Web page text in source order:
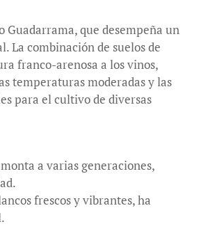
que desempeña un
La combinación de suelos de
franco-arenosa a los vinos,
temperaturas moderadas y las
para el cultivo de diversas
a varias generaciones,
frescos y vibrantes, ha